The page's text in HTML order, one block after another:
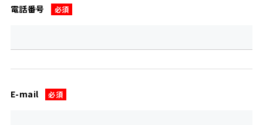
電話番号 必須
E-mail 必須